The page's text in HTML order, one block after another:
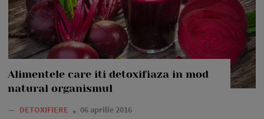
Alimentele care iti detoxifiaza in mod
natural organismul
— DETOXIFIERE 06 aprilie 2016